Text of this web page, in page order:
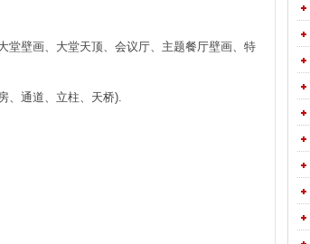
堂壁画、大堂天顶、会议厅、主题餐厅壁画、特
、通道、立柱、天桥).